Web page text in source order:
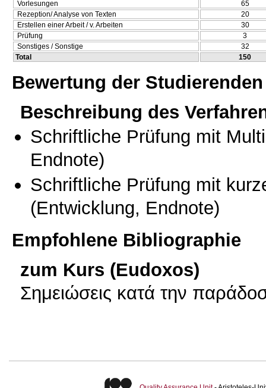
Vorlesungen
65
Rezeption/ Analyse von Texten
20
Erstellen einer Arbeit / v. Arbeiten
30
Prüfung
3
Sonstiges / Sonstige
32
Total
150
Bewertung der Studierenden
Beschreibung des
Schriftliche Prüfung mit
Endnote)
Schriftliche Prüfung mit
(Entwicklung, Endnote)
Empfohlene Bibliographie
zum Kurs (Eudoxos)
Σημειώσεις κατά την